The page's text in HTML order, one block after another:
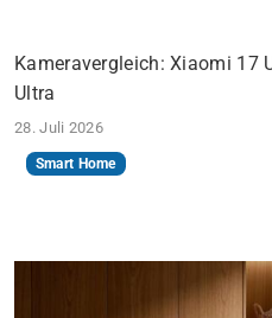
Kameravergleich: Xiaomi 17
Ultra
28. Juli 2026
Smart Home